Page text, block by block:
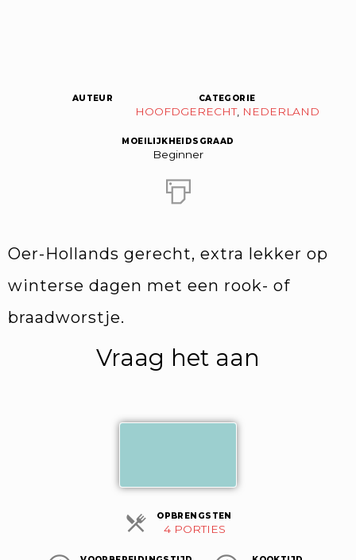
AUTEUR CATEGORIE
HOOFDGERECHT, NEDERLAND
MOEILIJKHEIDSGRAAD
Beginner
Oer-Hollands gerecht, extra lekker op
winterse dagen met een rook- of
braadworstje.
Vraag het aan
OPBRENGSTEN
4 PORTIES
Opdieningen